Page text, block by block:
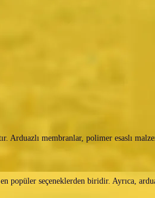
Arduazlı membranlar, polimer esaslı
popüler seçeneklerden biridir. Ayrıca,